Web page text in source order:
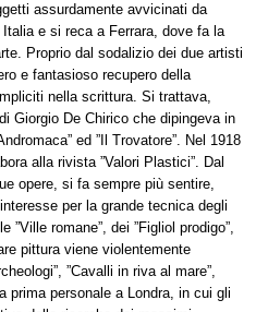
assurdamente avvicinati da
e si reca a Ferrara, dove fa la
Proprio dal sodalizio dei due artisti
e fantasioso recupero della
nella scrittura. Si trattava,
Giorgio De Chirico che dipingeva in
ed ”Il Trovatore”. Nel 1918
alla rivista ”Valori Plastici”. Dal
opere, si fa sempre più sentire,
per la grande tecnica degli
romane”, dei ”Figliol prodigo”,
pittura viene violentemente
”Cavalli in riva al mare”,
prima personale a Londra, in cui gli